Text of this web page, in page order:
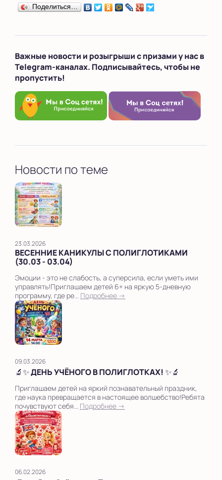
Поделиться…
Важные новости и розыгрыши с призами у нас в
Telegram-каналах. Подписывайтесь, чтобы не
пропустить!
Новости по теме
23.03.2026
ВЕСЕННИЕ КАНИКУЛЫ С ПОЛИГЛОТИКАМИ
(30.03 - 03.04)
Эмоции - это не слабость, а суперсила, если уметь ими
управлять!Приглашаем детей 6+ на яркую 5-дневную
программу, где ре... Подробнее →
09.03.2026
🔬✨ ДЕНЬ УЧЁНОГО В ПОЛИГЛОТКАХ! ✨🔬
Приглашаем детей на яркий познавательный праздник,
где наука превращается в настоящее волшебство!Ребята
почувствуют себя... Подробнее →
06.02.2026